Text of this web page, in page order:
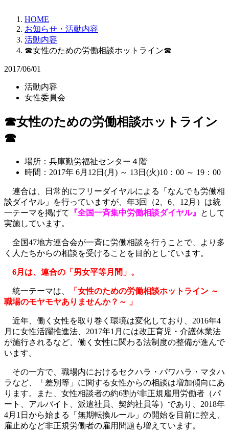
HOME
お知らせ・活動内容
活動内容
☎女性のための労働相談ホットライン☎
2017/06/01
活動内容
女性委員会
☎女性のための労働相談ホットライン
☎
場所：兵庫勤労福祉センター４階
時間：2017年 6月12日(月) ～ 13日(火)10：00 ～ 19：00
連合は、日常的にフリーダイヤルによる「なんでも労働相
談ダイヤル」を行っていますが、年3回（2、6、12月）は統
一テーマを掲げて
『全国一斉集中労働相談ダイヤル』
として
実施しています。
全国47地方連合会が一斉に労働相談を行うことで、より多
く人たちからの相談を受けることを目的としています。
6月は、連合の「男女平等月間」。
統一テーマは、
「女性のための労働相談ホットライン ～
職場のモヤモヤありませんか？～ 」
近年、働く女性を取り巻く環境は変化しており、2016年4
月に女性活躍推進法、2017年1月には改正育児・介護休業法
が施行されるなど、働く女性に関わる法制度の整備が進んで
います。
その一方で、職場内におけるセクハラ・パワハラ・マタハ
ラなど、「差別等」に関する女性からの相談は増加傾向にあ
ります。
また、女性相談者の約6割が非正規雇用労働者（パ
ート、アルバイト、派遣社員、契約社員等）であり、2018年
4月1日から始まる「無期転換ルール」の開始を目前に控え、
雇止めなど非正規労働者の雇用問題も増えています。